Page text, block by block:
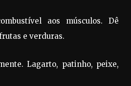
aos músculos. Dê
e verduras.
Lagarto, patinho, peixe,